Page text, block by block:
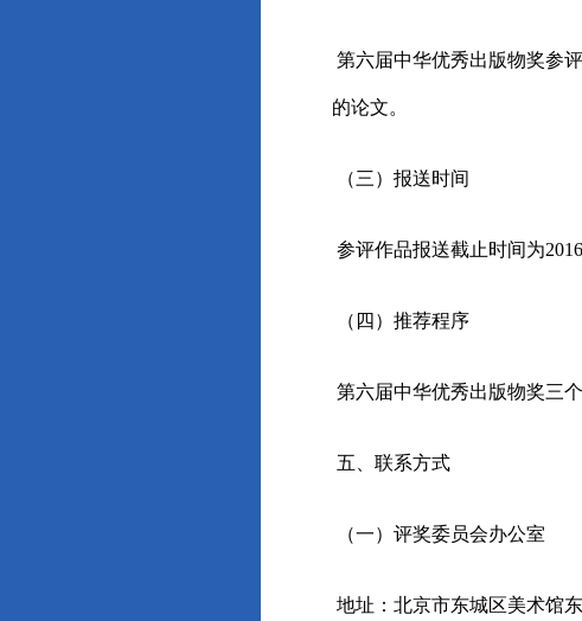
第六届中华优秀出版物奖参
的论文。
（三）报送时间
参评作品报送截止时间为
（四）推荐程序
第六届中华优秀出版物奖三
五、联系方式
（一）评奖委员会办公室
地址：北京市东城区美术馆